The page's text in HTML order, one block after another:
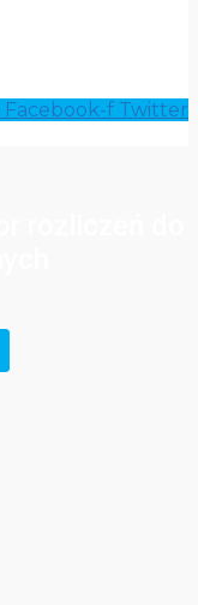
Facebook-f Twitter